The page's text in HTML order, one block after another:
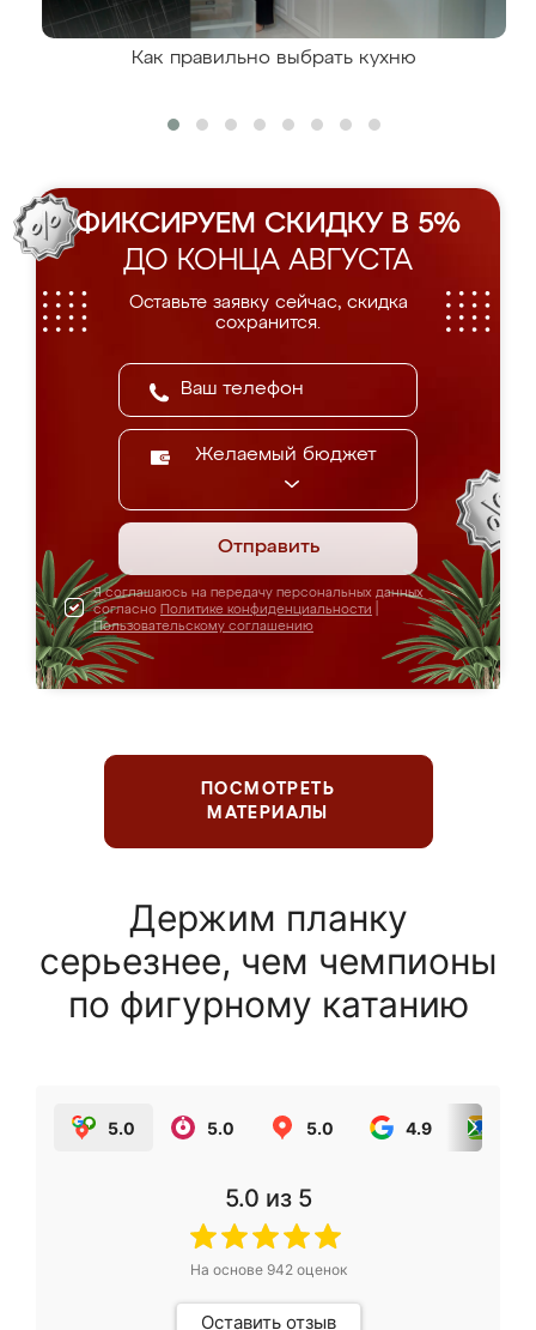
Как правильно выбрать кухню
ФИКСИРУЕМ СКИДКУ В 5%
ДО КОНЦА АВГУСТА
Оставьте заявку сейчас, скидка
сохранится.
Желаемый бюджет
Отправить
Я соглашаюсь на передачу персональных данных
согласно Политике конфиденциальности
Пользовательскому соглашению
ПОСМОТРЕТЬ
МАТЕРИАЛЫ
Держим планку
серьезнее, чем чемпионы
по фигурному катанию
5.0 5.0 5.0 4.9
5.0 из 5
На основе 942оценок
Оставить отзыв